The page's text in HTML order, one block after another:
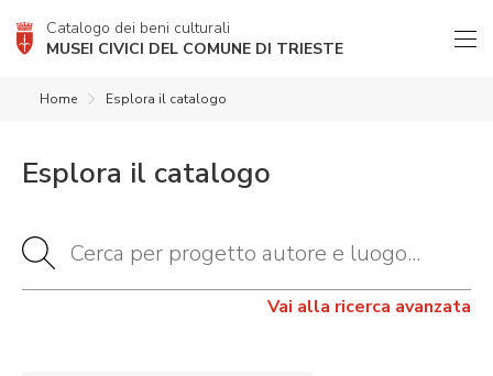
Catalogo dei beni culturali
MUSEI CIVICI DEL COMUNE DI TRIESTE
Home Esplora il catalogo
Esplora il catalogo
Vai alla ricerca avanzata